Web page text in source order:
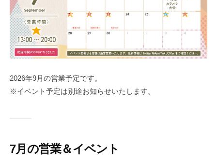
2026年9月の営業予定です。
※イベント予定は別途お知らせいたします。
7月の営業＆イベント